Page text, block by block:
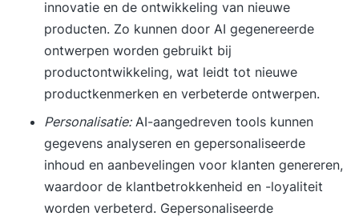
innovatie en de ontwikkeling van nieuwe
producten. Zo kunnen door AI gegenereerde
ontwerpen worden gebruikt bij
productontwikkeling, wat leidt tot nieuwe
productkenmerken en verbeterde ontwerpen.
Personalisatie:AI-aangedreven tools kunnen
gegevens analyseren en gepersonaliseerde
inhoud en aanbevelingen voor klanten genereren,
waardoor de klantbetrokkenheid en -loyaliteit
worden verbeterd. Gepersonaliseerde